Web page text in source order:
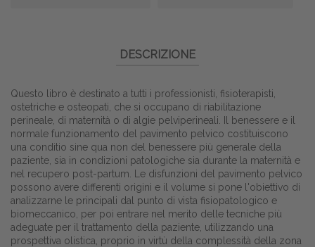
DESCRIZIONE
Questo libro è destinato a tutti i professionisti, fisioterapisti,
ostetriche e osteopati, che si occupano di riabilitazione
perineale, di maternità o di algie pelviperineali. Il benessere e il
normale funzionamento del pavimento pelvico costituiscono
una conditio sine qua non del benessere più generale della
paziente, sia in condizioni patologiche sia durante la maternità e
nel recupero post-partum. Le disfunzioni del pavimento pelvico
possono avere differenti origini e il volume si pone l'obiettivo di
analizzarne le principali dal punto di vista fisiopatologico e
biomeccanico, per poi entrare nel merito delle tecniche più
adeguate per il trattamento della paziente, utilizzando una
prospettiva olistica, proprio in virtù della complessità della zona